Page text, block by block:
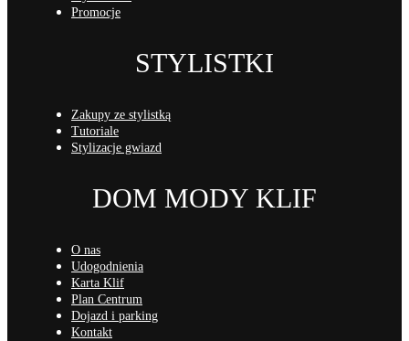
Promocje
STYLISTKI
Zakupy ze stylistką
Tutoriale
Stylizacje gwiazd
DOM MODY KLIF
O nas
Udogodnienia
Karta Klif
Plan Centrum
Dojazd i parking
Kontakt